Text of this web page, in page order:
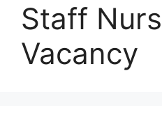
Staff
Vacancy